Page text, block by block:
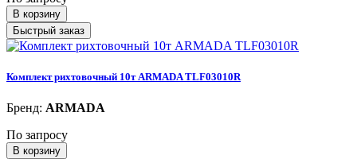
В корзину
Быстрый заказ
Комплект рихтовочный 10т ARMADA TLF03010R
Бренд: ARMADA
По запросу
В корзину